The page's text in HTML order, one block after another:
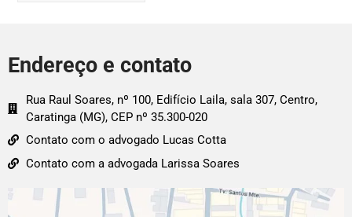
Endereço e contato
Rua Raul Soares, nº 100, Edifício Laila, sala 307, Centro,
Caratinga (MG), CEP nº 35.300-020
Contato com o advogado Lucas Cotta
Contato com a advogada Larissa Soares